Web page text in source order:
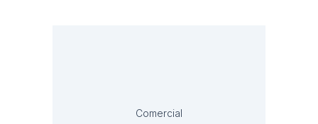
Comercial